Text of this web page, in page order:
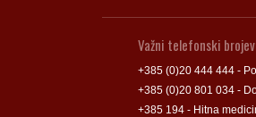
Važni telefonski
+385 (0)20 444 444 -
+385 (0)20 801 034 -
+385 194 - Hitna